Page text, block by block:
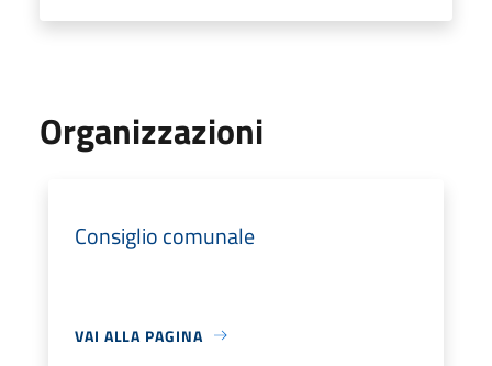
Organizzazioni
Consiglio comunale
VAI ALLA PAGINA